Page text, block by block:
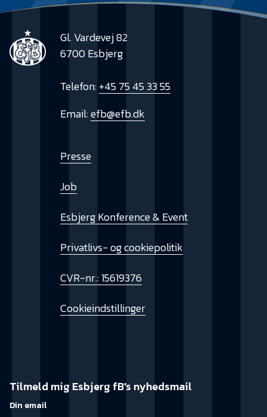
Gl. Vardevej 82
6700 Esbjerg
Telefon:+45 75 45 33 55
Email:efb@efb.dk
Presse
Job
Esbjerg Konference & Event
Privatlivs- og cookiepolitik
CVR-nr.: 15619376
Cookieindstillinger
Tilmeld mig Esbjerg fB's nyhedsmail
Din email